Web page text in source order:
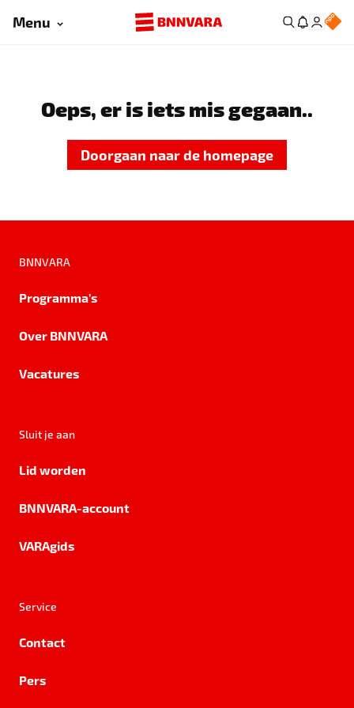
Menu
Oeps, er is iets mis gegaan..
Doorgaan naar de homepage
BNNVARA
Programma's
Over BNNVARA
Vacatures
Sluit je aan
Lid worden
BNNVARA-account
VARAgids
Service
Contact
Pers